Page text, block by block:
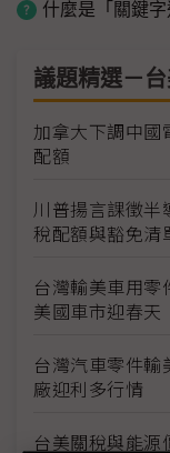
什麼是「關鍵字
議題精選－
加拿大下調中
配額
川普揚言課徵
稅配額與豁免清
台灣輸美車用
美國車市迎春天
台灣汽車零件
廠迎利多行情
台美關稅與能